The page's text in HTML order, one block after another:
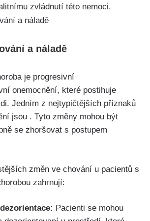
zvládnutí této nemoci.
a náladě
je progresivní
onemocnění, které postihuje
Jedním z nejtypičtějších příznaků
jsou . Tyto změny mohou být
se zhoršovat s postupem
změn ve chování u pacientů s
zahrnují:
Pacienti se mohou